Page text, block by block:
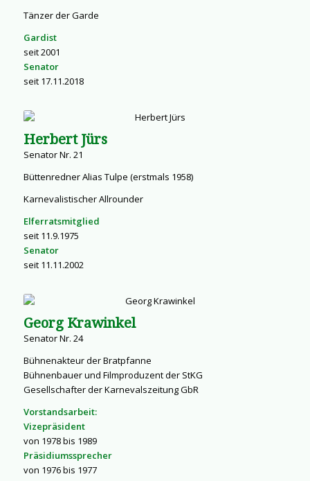
Tänzer der Garde
Gardist
seit 2001
Senator
seit 17.11.2018
Herbert Jürs
Senator Nr. 21
Büttenredner Alias Tulpe (erstmals 1958)
Karnevalistischer Allrounder
Elferratsmitglied
seit 11.9.1975
Senator
seit 11.11.2002
Georg Krawinkel
Senator Nr. 24
Bühnenakteur der Bratpfanne
Bühnenbauer und Filmproduzent der StKG
Gesellschafter der Karnevalszeitung GbR
Vorstandsarbeit:
Vizepräsident
von 1978 bis 1989
Präsidiumssprecher
von 1976 bis 1977